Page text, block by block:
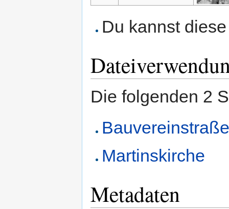
Du kannst
Die folgenden 2
Martinskirche
Metadaten